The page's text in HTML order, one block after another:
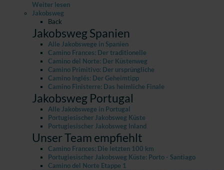
Weiter lesen
Jakobsweg
Back
Jakobsweg Spanien
Alle Jakobswege in Spanien
Camino Frances: Der traditionelle
Camino del Norte: Der Küstenweg
Camino Primitivo: Der ursprüngliche
Camino Inglés: Der Geheimtipp
Camino Finisterre: Das heimliche Finale
Jakobsweg Portugal
Alle Jakobswege in Portugal
Portugiesischer Jakobsweg Küste
Portugiesischer Jakobsweg Inland
Unser Team empfiehlt
Camino Frances: Die letzten 100 km
Portugiesischer Jakobsweg Küste: Porto - Santiago
Camino del Norte Etappe 1